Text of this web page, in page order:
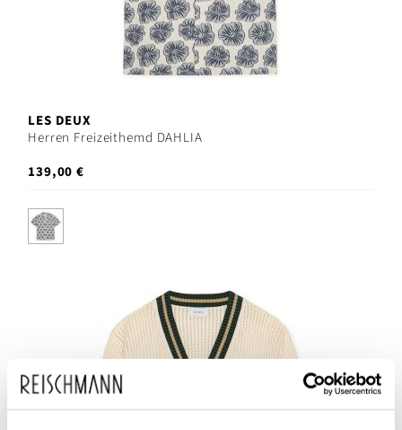
LES DEUX
Herren Freizeithemd DAHLIA
139,00 €